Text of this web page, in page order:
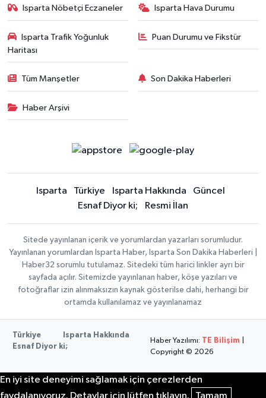
Isparta Nöbetçi Eczaneler Isparta Hava Durumu
Isparta Trafik Yoğunluk
Haritası
Puan Durumu ve Fikstür
Tüm Manşetler Son Dakika Haberleri
Haber Arşivi
Isparta Türkiye Isparta Hakkında
Güncel
Esnaf Diyor ki;
Resmi İlan
Sitede yayınlanan içerik ve yorumlardan yazarları sorumludur.
Yayınlanan yorumlardan Isparta Haber, Isparta Son Dakika Haberleri |
Haber32 sorumlu tutulamaz. Sitedeki tüm harici linkler ayrı bir
sayfada açılır. Sitemizde yayınlanan haber, köşe yazıları ve
fotoğraflar izin alınmaksızın kaynak gösterilse dahi, herhangi bir
ortamda kullanılamaz ve yayınlanamaz
Türkiye
Isparta Hakkında
Esnaf Diyor ki;
Haber Yazılımı: TE Bilişim
Copyright © 2026
En iyi site deneyimi sağlamak için çerezlerden
faydalanıyoruz. Detaylar için lütfen tıklayın.
Tamam